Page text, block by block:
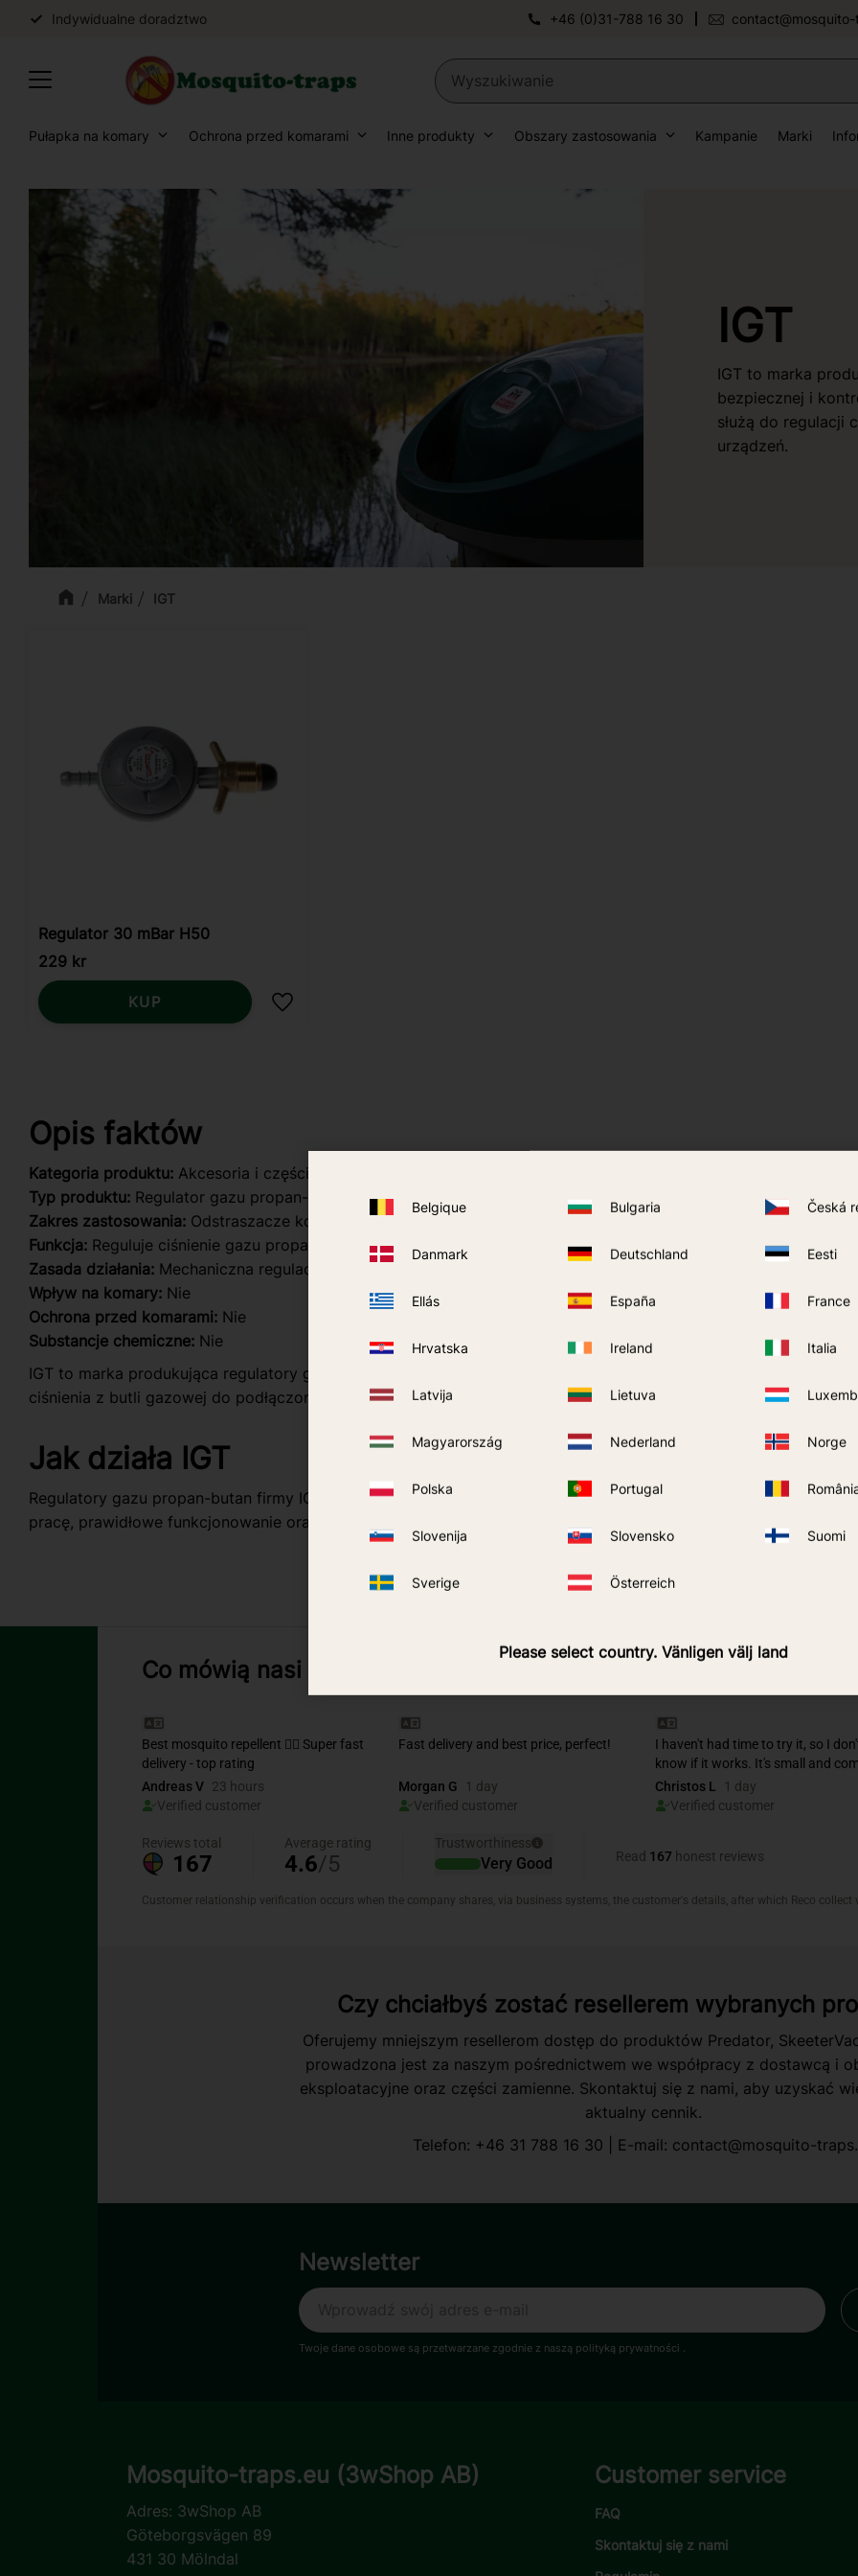
Indywidualne doradztwo +46 (0)31-788 16 30
Belgique Bulgaria Česká
Danmark Deutschland Eesti
Ellás España France
Hrvatska Ireland Italia
Latvija Lietuva
Magyarország Nederland Norge
Polska Portugal
Slovenija Slovensko Suomi
Sverige Österreich
Please select country. Vänligen välj land
Pułapka na komary Ochrona przed komarami Inne produkty Obszary zastosowania Kampanie Marki
Marki IGT
IGT
IGT to marka
bezpiecznej i
służą do regulacji
urządzeń.
Regulator 30 mBar H50
229 kr
Dodaj do ulubionych
KUP
Opis faktów
Kategoria produktu: Akcesoria i części zamienne
Typ produktu: Regulator gazu propan-butan
Zakres zastosowania: Odstraszacze komarów i urządzenia zasilane gazem propan-butan
Funkcja: Reguluje ciśnienie gazu propan-butan
Zasada działania: Mechaniczna regulacja ciśnienia
Wpływ na komary: Nie
Ochrona przed komarami: Nie
Substancje chemiczne: Nie
IGT to marka produkująca regulatory gazu propan-butan oraz akcesoria do bezpiecznej i kontrolowanej
ciśnienia z butli gazowej do podłączonych urządzeń.
Jak działa IGT
Regulatory gazu propan-butan firmy IGT obniżają i stabilizują ciśnienie z butli do poziomu dostosowanego do
pracę, prawidłowe funkcjonowanie oraz zmniejsza ryzyko zakłóceń w działaniu.
Co mówią nasi klienci
Czy chciałbyś zostać resellerem wybranych
Oferujemy mniejszym resellerom dostęp do produktów Predator,
prowadzona jest za naszym pośrednictwem we współpracy z dostawcą i
eksploatacyjne oraz części zamienne. Skontaktuj się z nami, aby uzyskać
aktualny cennik.
Telefon: +46 31 788 16 30 | E-mail: contact@mosquito-
Newsletter
Twoje dane osobowe są przetwarzane zgodnie z naszą polityką prywatności .
Mosquito-traps.eu (3wShop AB)
Adres: 3wShop AB
Göteborgsvägen 89
431 30 Mölndal
Customer service
FAQ
Skontaktuj się z nami